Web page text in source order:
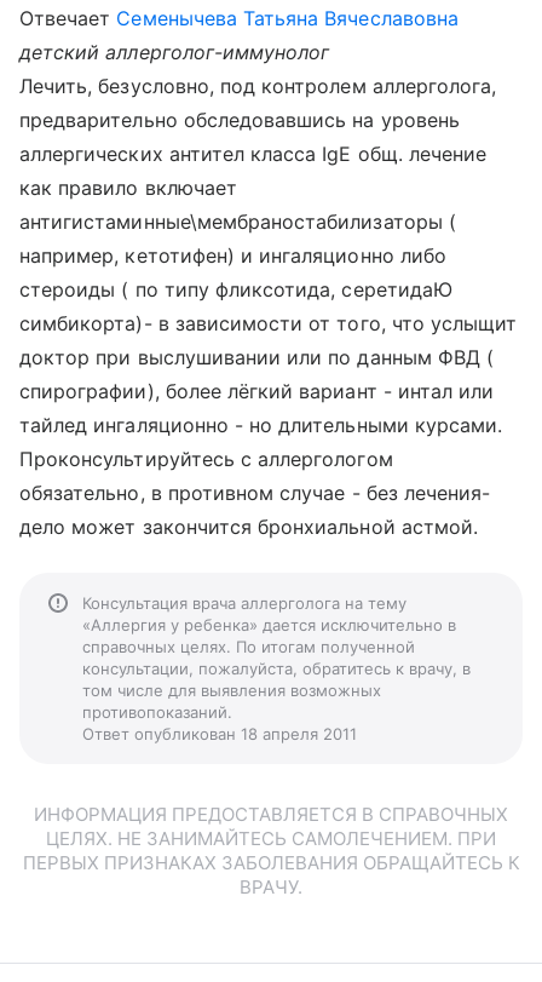
Отвечает Семенычева Татьяна Вячеславовна
детский аллерголог-иммунолог
Лечить, безусловно, под контролем аллерголога,
предварительно обследовавшись на уровень
аллергических антител класса IgЕ общ. лечение
как правило включает
антигистаминные\мембраностабилизаторы (
например, кетотифен) и ингаляционно либо
стероиды ( по типу фликсотида, серетидаЮ
симбикорта)- в зависимости от того, что услыщит
доктор при выслушивании или по данным ФВД (
спирографии), более лёгкий вариант - интал или
тайлед ингаляционно - но длительными курсами.
Проконсультируйтесь с аллергологом
обязательно, в противном случае - без лечения-
дело может закончится бронхиальной астмой.
Консультация врача аллерголога на тему
«Аллергия у ребенка» дается исключительно в
справочных целях. По итогам полученной
консультации, пожалуйста, обратитесь к врачу, в
том числе для выявления возможных
противопоказаний.
Ответ опубликован 18 апреля 2011
ИНФОРМАЦИЯ ПРЕДОСТАВЛЯЕТСЯ В СПРАВОЧНЫХ
ЦЕЛЯХ. НЕ ЗАНИМАЙТЕСЬ САМОЛЕЧЕНИЕМ. ПРИ
ПЕРВЫХ ПРИЗНАКАХ ЗАБОЛЕВАНИЯ ОБРАЩАЙТЕСЬ К
ВРАЧУ.